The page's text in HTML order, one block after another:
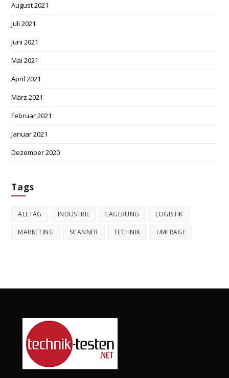
August 2021
Juli 2021
Juni 2021
Mai 2021
April 2021
März 2021
Februar 2021
Januar 2021
Dezember 2020
Tags
ALLTAG INDUSTRIE LAGERUNG LOGISTIK
MARKETING SCANNER TECHNIK UMFRAGE